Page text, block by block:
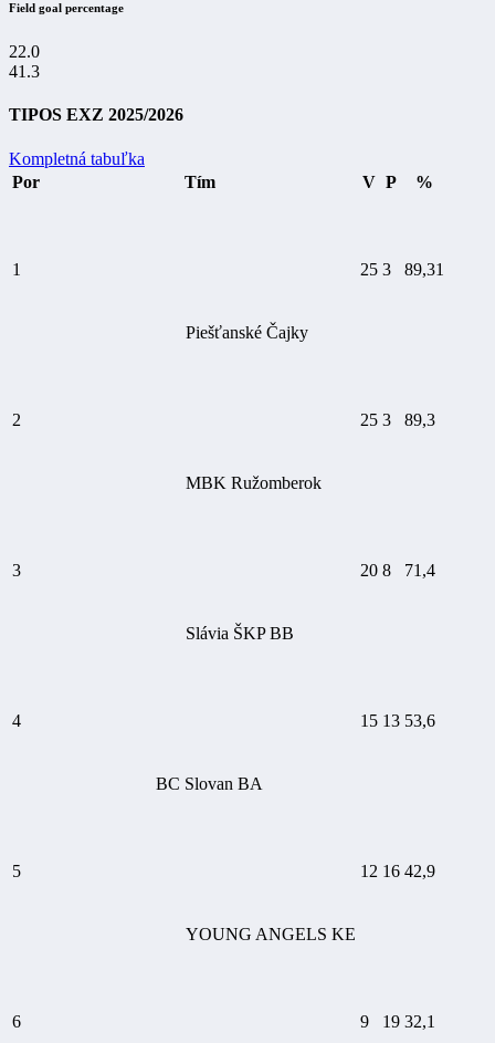
Field goal percentage
22.0
41.3
TIPOS EXZ 2025/2026
Kompletná tabuľka
Por
Tím V P %
1
Piešťanské Čajky
25 3 89,31
2
MBK Ružomberok
25 3 89,3
3
Slávia ŠKP BB
20 8 71,4
4
BC Slovan BA
15 13 53,6
5
YOUNG ANGELS KE
12 16 42,9
6 9 19 32,1